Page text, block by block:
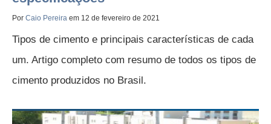
Por Caio Pereira em 12 de fevereiro de 2021
Tipos de cimento e principais características de cada
um. Artigo completo com resumo de todos os tipos de
cimento produzidos no Brasil.